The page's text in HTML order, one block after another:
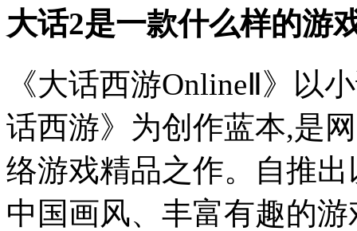
大话2是一款什么样的游
《大话西游OnlineⅡ》以
话西游》为创作蓝本,是
络游戏精品之作。自推
中国画风、丰富有趣的